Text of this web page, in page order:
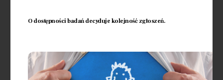
O dostępności badań decyduje kolejność zgłoszeń.